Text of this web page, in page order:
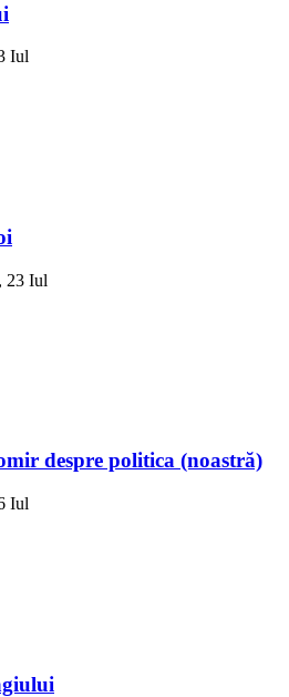
Iul
23 Iul
despre politica (noastră)
Iul